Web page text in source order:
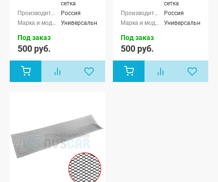
сетка
Россия
Универсальные
Под заказ
500 руб.
сетка
Россия
Универсальные
Под заказ
500 руб.